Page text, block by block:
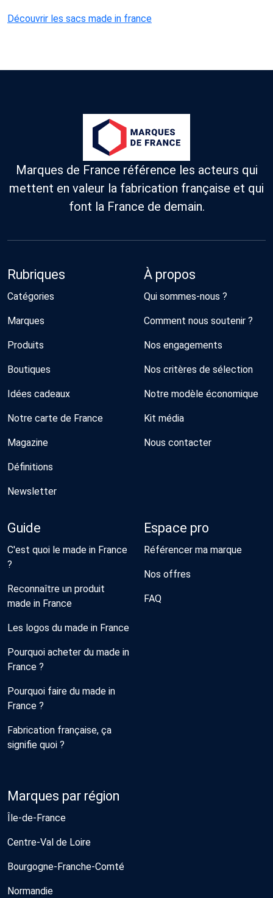
Découvrir les sacs made in france
Marques de France référence les acteurs qui
mettent en valeur la fabrication française et qui
font la France de demain.
Rubriques
Catégories
Marques
Produits
Boutiques
Idées cadeaux
Notre carte de France
Magazine
Définitions
Newsletter
À propos
Qui sommes-nous ?
Comment nous soutenir ?
Nos engagements
Nos critères de sélection
Notre modèle économique
Kit média
Nous contacter
Guide
C'est quoi le made in France
?
Reconnaître un produit
made in France
Les logos du made in France
Pourquoi acheter du made in
France ?
Pourquoi faire du made in
France ?
Fabrication française, ça
signifie quoi ?
Espace pro
Référencer ma marque
Nos offres
FAQ
Marques par région
Île-de-France
Centre-Val de Loire
Bourgogne-Franche-Comté
Normandie